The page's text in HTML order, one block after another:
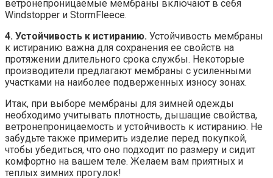
ветронепроницаемые мембраны включают в себя
Windstopper и StormFleece.
4. Устойчивость к истиранию. Устойчивость мембраны
к истиранию важна для сохранения ее свойств на
протяжении длительного срока службы. Некоторые
производители предлагают мембраны с усиленными
участками на наиболее подверженных износу зонах.
Итак, при выборе мембраны для зимней одежды
необходимо учитывать плотность, дышащие свойства,
ветронепроницаемость и устойчивость к истиранию. Не
забудьте также примерить изделие перед покупкой,
чтобы убедиться, что оно подходит по размеру и сидит
комфортно на вашем теле. Желаем вам приятных и
теплых зимних прогулок!